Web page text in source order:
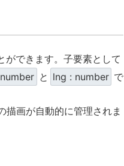
ができます。子要素として
と lng : number で
画が自動的に管理されま